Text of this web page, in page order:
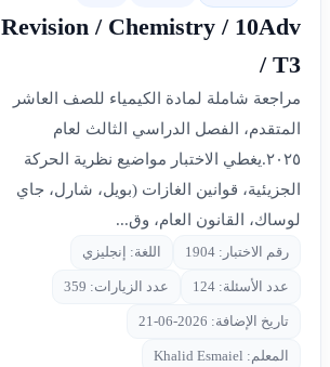
Revision / Chemistry / 10Adv
/ T3
مراجعة شاملة لمادة الكيمياء للصف العاشر
المتقدم، الفصل الدراسي الثالث لعام
٢٠٢٥.يغطي الاختبار مواضيع نظرية الحركة
الجزيئية، قوانين الغازات (بويل، شارل، جاي
لوساك، القانون العام، وق...
رقم الاختبار: 1904 اللغة: إنجليزي
عدد الأسئلة: 124 عدد الزيارات: 359
تاريخ الإضافة: 2026-06-21
المعلم: Khalid Esmaiel